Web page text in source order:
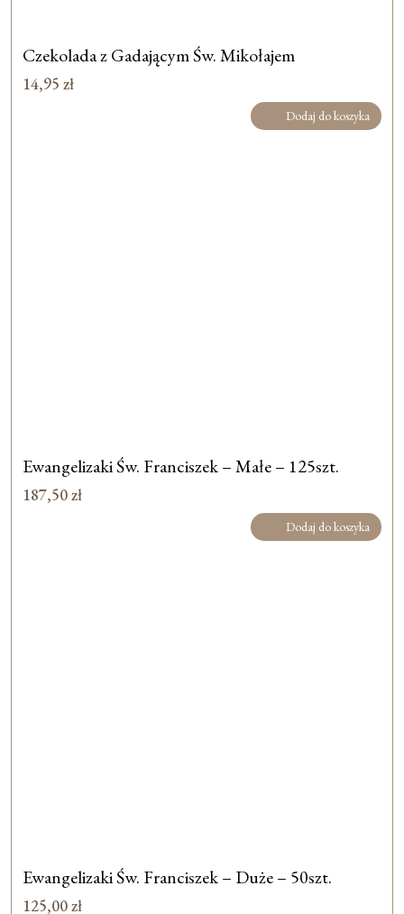
Czekolada z Gadającym Św. Mikołajem
14,95 zł
Dodaj do koszyka
Ewangelizaki Św. Franciszek – Małe – 125szt.
187,50zł
Dodaj do koszyka
Ewangelizaki Św. Franciszek – Duże – 50szt.
125,00zł